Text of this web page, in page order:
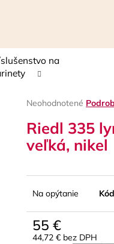
na
Priemerné
produktu
je
0,0
Neohodnotené
Riedl 335
veľká, nikel
Na opýtanie
55 €
44,72 € bez DPH